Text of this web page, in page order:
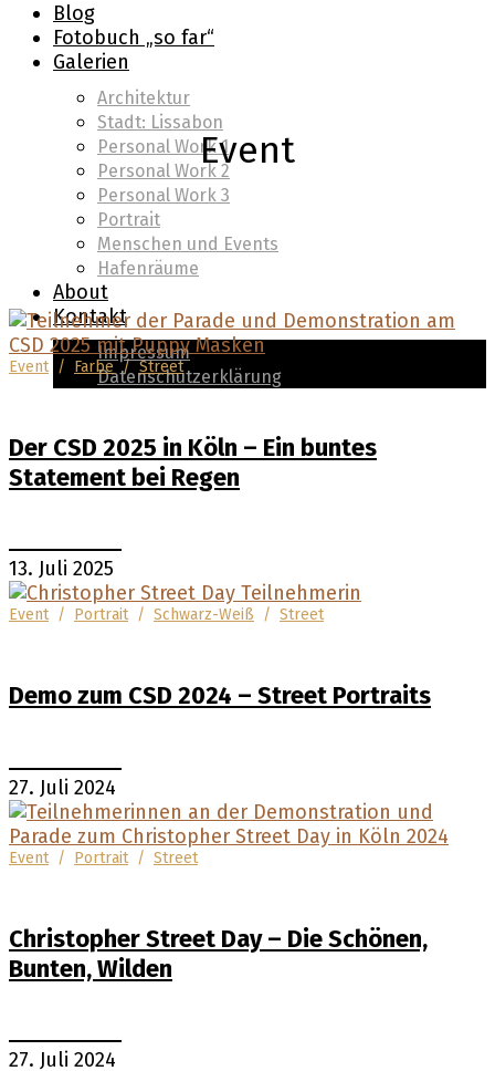
Blog
Fotobuch „so far“
Galerien
Architektur
Stadt: Lissabon
Personal Work 1
Personal Work 2
Personal Work 3
Portrait
Menschen und Events
Hafenräume
About
Kontakt
Impressum
Datenschutzerklärung
Event
Event/ Farbe/Street
Der CSD 2025 in Köln – Ein buntes
Statement bei Regen
13. Juli 2025
Event/ Portrait/ Schwarz-Weiß / Street
Demo zum CSD 2024 – Street Portraits
27. Juli 2024
Event/ Portrait/ Street
Christopher Street Day – Die Schönen,
Bunten, Wilden
27. Juli 2024